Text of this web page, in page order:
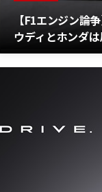
【F1エンジン論
ウディとホンダ